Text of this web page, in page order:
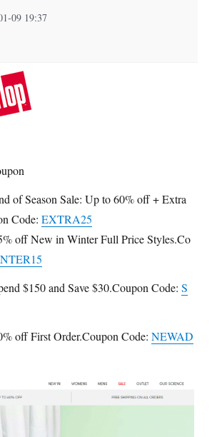
09 19:37
of Season Sale: Up to 60% off + Extra
Code:EXTRA25
off New in Winter Full Price Styles.Co
$150 and Save $30.Coupon Code:S
off First Order.Coupon Code:NEWAD